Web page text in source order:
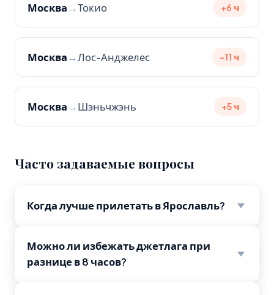
Москва→Токио +6 ч
Москва→Лос-Анджелес -11 ч
Москва→Шэньчжэнь +5 ч
Часто задаваемые вопросы
Когда лучше прилетать в Ярославль?
Можно ли избежать джетлага при
разнице в 8 часов?